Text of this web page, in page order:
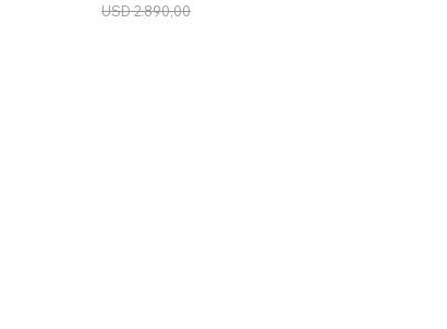
USD2.890,00